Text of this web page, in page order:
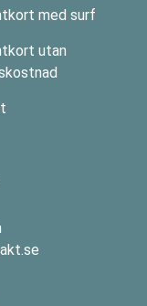
med surf
utan